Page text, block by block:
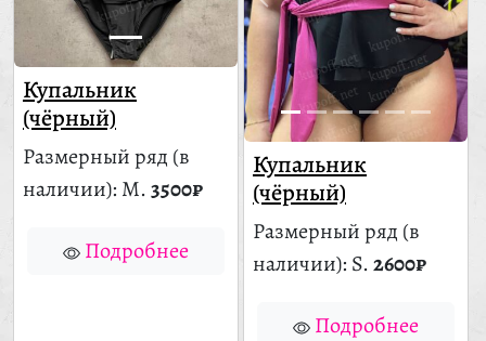
Купальник
(чёрный)
Размерный ряд (в
наличии): M.3500₽
Подробнее
Купальник
(чёрный)
Размерный ряд (в
наличии): S.2600₽
Подробнее